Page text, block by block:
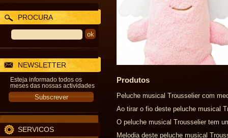
PROCURA
NEWSLETTER
Esteja informado todos os
meses das nossas actividades
SERVICOS
Produtos
Peluche musical Trousselier com
Ao tirar o fio deste peluche musical
O peluche musical Trousselier tem
Melodia deste peluche musical